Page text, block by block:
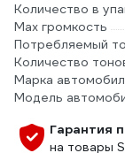
Количество в
Мах громкость
Потребляемый
Количество
Марка
Модель
Гарантия
на товары